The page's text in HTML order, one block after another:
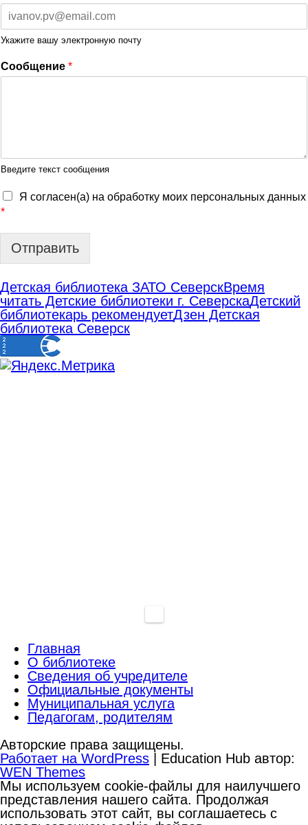
Укажите вашу электронную почту
Сообщение *
Введите текст сообщения
Я согласен(а) на обработку моих персональных данных
*
Отправить
Детская библиотека ЗАТО СеверскВремя
читать Детские библиотеки г. СеверскаДетский
библиотекарь рекомендуетДзен Детская
библиотека Северск
Главная
О библиотеке
Сведения об учредителе
Официальные документы
Муниципальная услуга
Педагогам, родителям
Авторские права защищены.
Работает на WordPress | Education Hub автор:
WEN Themes
Мы используем cookie-файлы для наилучшего
представления нашего сайта. Продолжая
использовать этот сайт, вы соглашаетесь с